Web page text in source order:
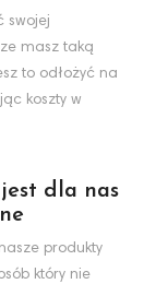
swojej
masz taką
to odłożyć na
koszty w
dla nas
produkty
który nie